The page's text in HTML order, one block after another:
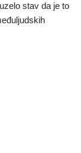
stav da je to